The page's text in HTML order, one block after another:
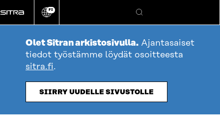
suoraan
sisältöön
Vaihda
kieli
FI
Hae
Olet Sitran arkistosivulla. Ajantasaiset
tiedot työstämme löydät osoitteesta
sitra.fi.
SIIRRY UUDELLE SIVUSTOLLE